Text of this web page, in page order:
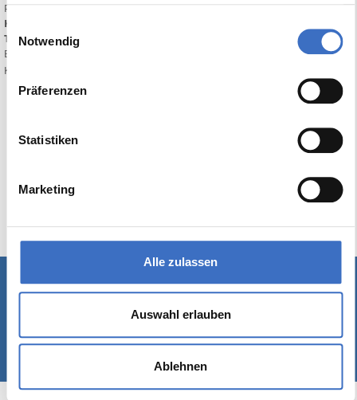
Einwilligungsauswahl
Notwendig
Präferenzen
Statistiken
Marketing
Alle zulassen
Auswahl erlauben
Ablehnen
Print
Kategorien:
TAGs:
Bewerten Sie diesen Artikel:
Keine Bewertung
© 1989-2026 Rackow Software GmbH - Hamburg